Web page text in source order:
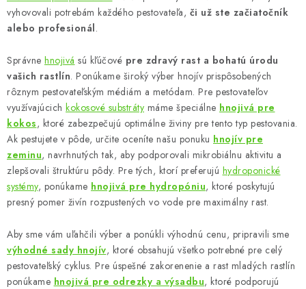
a
c
i
e
p
r
v
k
y
v
ý
p
i
s
u
vyhovovali potrebám každého pestovateľa, či už ste začiatočník
alebo profesionál.
Správne hnojivá sú kľúčové pre zdravý rast a bohatú úrodu
vašich rastlín. Ponúkame široký výber hnojív prispôsobených
rôznym pestovateľským médiám a metódam. Pre pestovateľov
využívajúcich kokosové substráty máme špeciálne hnojivá pre
kokos, ktoré zabezpečujú optimálne živiny pre tento typ pestovania.
Ak pestujete v pôde, určite oceníte našu ponuku hnojív pre
zeminu, navrhnutých tak, aby podporovali mikrobiálnu aktivitu a
zlepšovali štruktúru pôdy. Pre tých, ktorí preferujú hydroponické
systémy, ponúkame hnojivá pre hydropóniu, ktoré poskytujú
presný pomer živín rozpustených vo vode pre maximálny rast.
Aby sme vám uľahčili výber a ponúkli výhodnú cenu, pripravili sme
výhodné sady hnojív, ktoré obsahujú všetko potrebné pre celý
pestovateľský cyklus. Pre úspešné zakorenenie a rast mladých rastlín
ponúkame hnojivá pre odrezky a výsadbu, ktoré podporujú